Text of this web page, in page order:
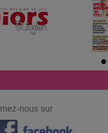
nous sur